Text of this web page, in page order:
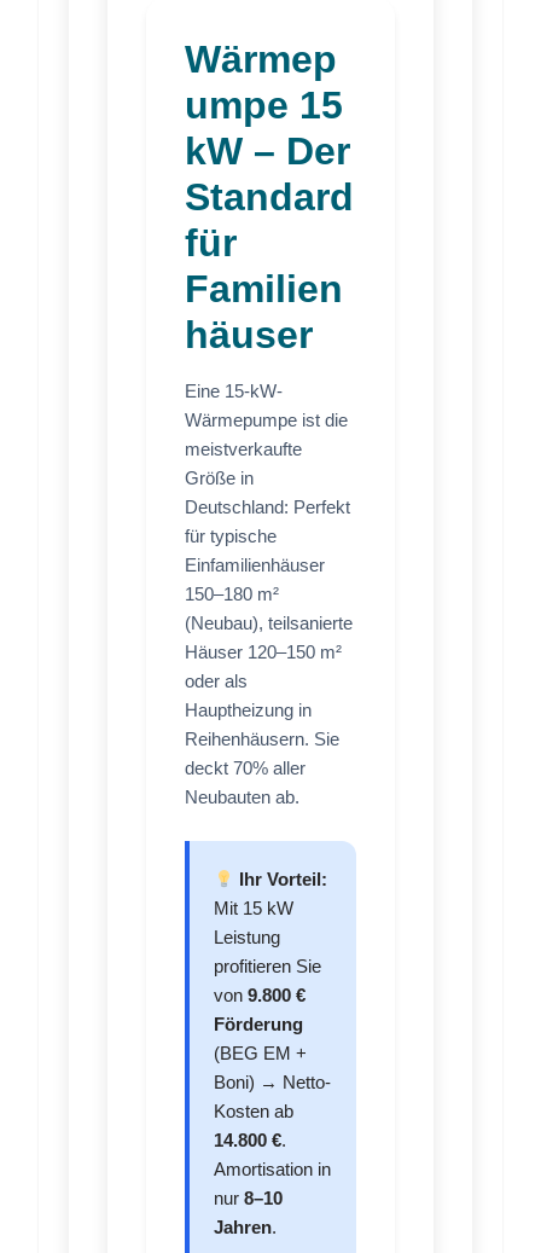
Wärmep
umpe 15
kW – Der
Standard
für
Familien
häuser
Eine 15-kW-
Wärmepumpe ist die
meistverkaufte
Größe in
Deutschland: Perfekt
für typische
Einfamilienhäuser
150–180 m²
(Neubau), teilsanierte
Häuser 120–150 m²
oder als
Hauptheizung in
Reihenhäusern. Sie
deckt 70% aller
Neubauten ab.
Ihr Vorteil:
Mit 15 kW
Leistung
profitieren Sie
von 9.800 €
Förderung
(BEG EM +
Boni) → Netto-
Kosten ab
14.800 €.
Amortisation in
nur 8–10
Jahren.